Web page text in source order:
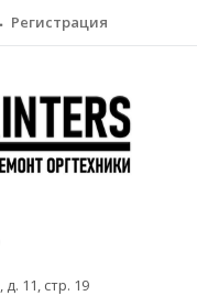
Регистрация
11, стр. 19